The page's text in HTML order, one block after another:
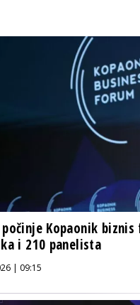
počinje Kopaonik
i 210 panelista
| 09:15